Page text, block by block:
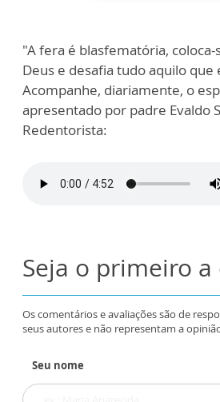
"A fera é blasfematória, coloca-
Deus e desafia tudo aquilo que
Acompanhe, diariamente, o
apresentado por padre Evaldo
Redentorista:
Seja o primeiro
Os comentários e avaliações são de
seus autores e não representam a
Seu nome